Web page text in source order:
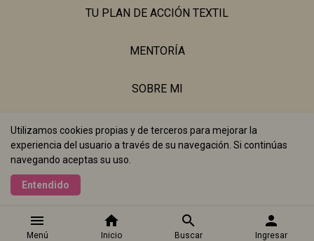
menu
Menú
home
Inicio
search
Buscar
person
Ingresar
TU PLAN DE ACCIÓN TEXTIL
MENTORÍA
SOBRE MI
BLOG
Utilizamos cookies propias y de terceros para mejorar la
experiencia del usuario a través de su navegación. Si continúas
navegando aceptas su uso.
Entendido